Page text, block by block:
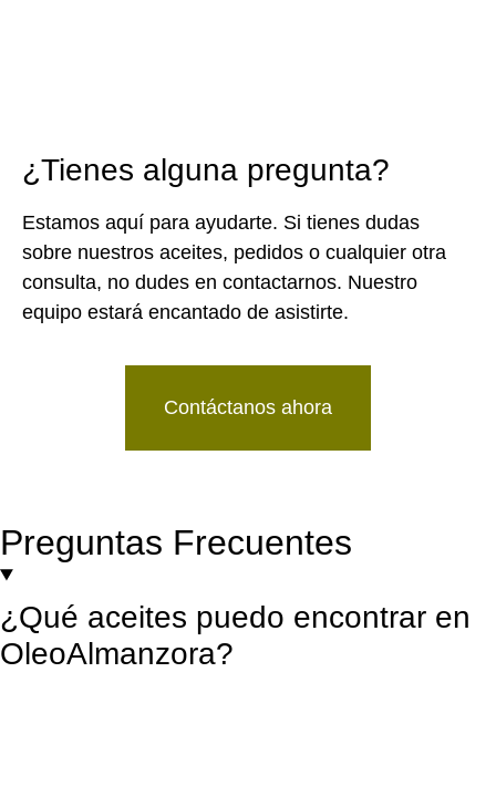
¿Tienes alguna pregunta?
Estamos aquí para ayudarte. Si tienes dudas
sobre nuestros aceites, pedidos o cualquier otra
consulta, no dudes en contactarnos. Nuestro
equipo estará encantado de asistirte.
Contáctanos ahora
Preguntas Frecuentes
¿Qué aceites puedo encontrar en
OleoAlmanzora?